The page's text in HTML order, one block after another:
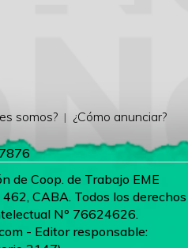
somos? ¿Cómo anunciar?
de Coop. de Trabajo EME
CABA. Todos los derechos
Nº 76624626.
- Editor responsable: